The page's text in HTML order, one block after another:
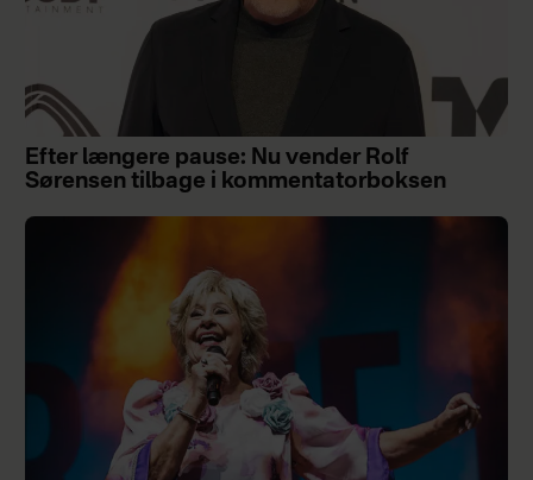
Efter længere pause: Nu vender Rolf
Sørensen tilbage i kommentatorboksen